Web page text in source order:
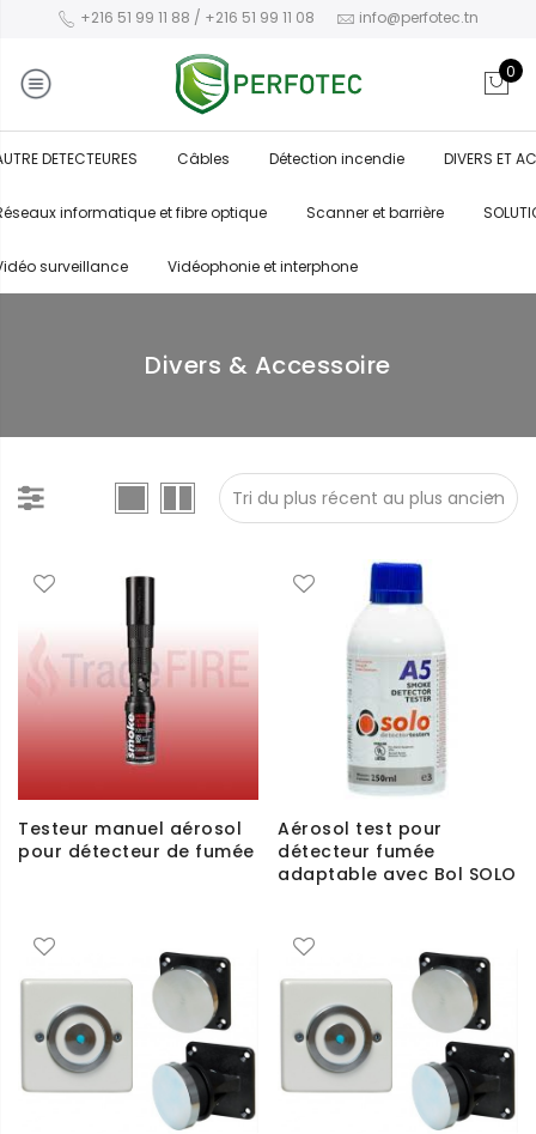
+216 51 99 11 88 / +216 51 99 11 08 info@perfotec.tn
0
DETECTEURES Câbles Détection incendie DIVERS ET
informatique et fibre optique Scanner et barrière
surveillance Vidéophonie et interphone
Divers & Accessoire
Testeur manuel aérosol
pour détecteur de fumée
Aérosol test pour
détecteur fumée
adaptable avec Bol SOLO